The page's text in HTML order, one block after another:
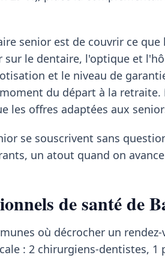
senior est de couvrir ce que
le dentaire, l'optique et
et le niveau de
du départ à la
les offres adaptées aux
se souscrivent sans
un atout quand on
de santé de
où décrocher un
: 2 chirurgiens-dentistes, 1